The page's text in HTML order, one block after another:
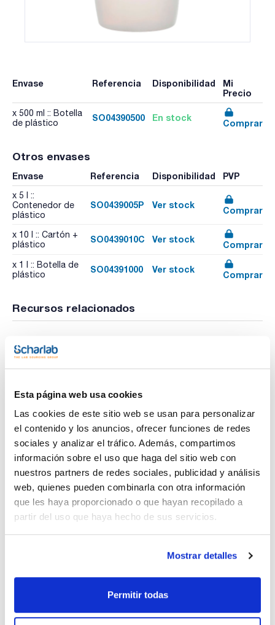
Esta página web usa cookies
Las cookies de este sitio web se usan para personalizar
el contenido y los anuncios, ofrecer funciones de redes
sociales y analizar el tráfico. Además, compartimos
información sobre el uso que haga del sitio web con
nuestros partners de redes sociales, publicidad y análisis
web, quienes pueden combinarla con otra información
que les haya proporcionado o que hayan recopilado a
partir del uso que haya hecho de sus servicios.
Mostrar detalles
Permitir todas
Envase Referencia Disponibilidad
Mi
Precio
x 500 ml :: Botella
de plástico
SO04390500 En stock
Comprar
Otros envases
Envase Referencia Disponibilidad PVP
x 5 l ::
Contenedor de
plástico
SO0439005P Ver stock
Comprar
x 10 l :: Cartón +
plástico
SO0439010C Ver stock
Comprar
x 1 l :: Botella de
plástico
SO04391000 Ver stock
Comprar
Recursos relacionados
Imprimir ficha de
producto
Características
Capacidad : x 500 ml
- NaOH
- M = 40,00 g/mol
- Partida arancelaria: 2815 12 00 00
factor: 0,999 - 1,001
incertidumbre ± 0,001
Documentación técnica